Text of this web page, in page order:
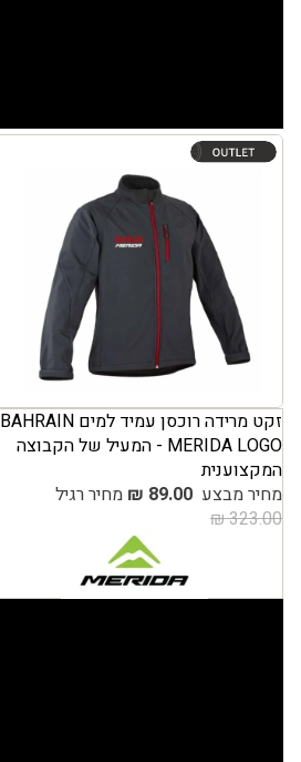
זקט מרידה רוכסן עמיד למים BAHRAIN
MERIDA LOGO - המעיל של הקבוצה
המקצוענית
מחיר מבצע 89.00 ₪
מחיר רגיל
323.00 ₪